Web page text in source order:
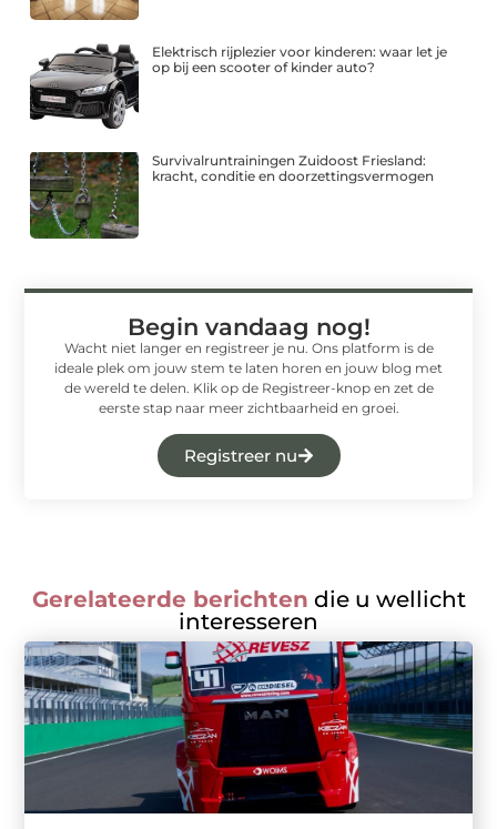
Elektrisch rijplezier voor kinderen: waar let je
op bij een scooter of kinder auto?
Survivalruntrainingen Zuidoost Friesland:
kracht, conditie en doorzettingsvermogen
Begin vandaag nog!
Wacht niet langer en registreer je nu. Ons platform is de
ideale plek om jouw stem te laten horen en jouw blog met
de wereld te delen. Klik op de Registreer-knop en zet de
eerste stap naar meer zichtbaarheid en groei.
Registreer nu
Gerelateerde berichten die u wellicht
interesseren